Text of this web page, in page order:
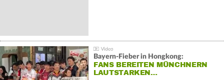
Bayern-Fieber in Hongkong:
FANS BEREITEN MÜNCHNERN
LAUTSTARKEN…